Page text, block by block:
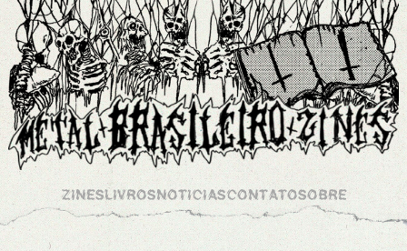
ZINESLIVROSNOTICIASCONTATOSOBRE
ARQUIVOS RISING ZINE 3